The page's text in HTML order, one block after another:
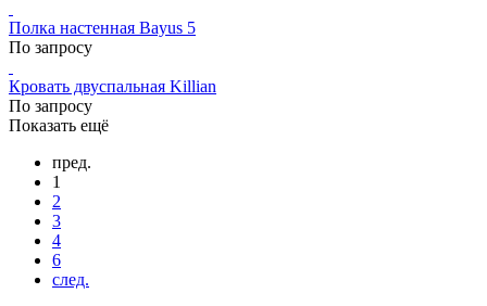
Полка настенная Bayus 5
По запросу
Кровать двуспальная Killian
По запросу
Показать ещё
пред.
1
2
3
4
6
след.